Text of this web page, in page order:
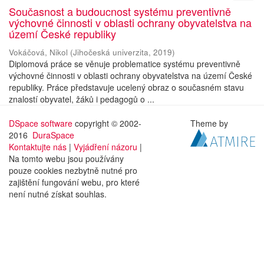
Současnost a budoucnost systému preventivně
výchovné činnosti v oblasti ochrany obyvatelstva na
území České republiky
Vokáčová, Nikol (Jihočeská univerzita, 2019)
Diplomová práce se věnuje problematice systému preventivně
výchovné činnosti v oblasti ochrany obyvatelstva na území České
republiky. Práce představuje ucelený obraz o současném stavu
znalostí obyvatel, žáků i pedagogů o ...
DSpace software copyright © 2002-
2016 DuraSpace
Kontaktujte nás | Vyjádření názoru |
Na tomto webu jsou používány
pouze cookies nezbytně nutné pro
zajištění fungování webu, pro které
není nutné získat souhlas.
Theme by